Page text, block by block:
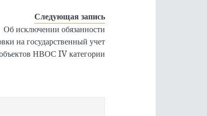
Следующая запись
Об исключении обязанности
на государственный учет
НВОС IV категории